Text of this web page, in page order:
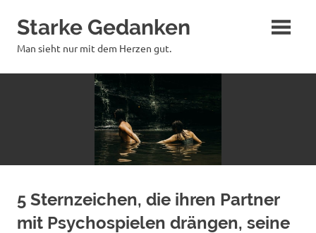
Inhalt
springen
Starke Gedanken
Man sieht nur mit dem Herzen gut.
5 Sternzeichen, die ihren Partner
mit Psychospielen drängen, seine